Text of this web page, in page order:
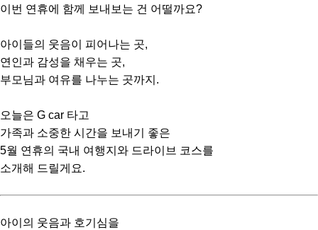
이번 연휴에 함께 보내보는 건 어떨까요?
아이들의 웃음이 피어나는 곳,
연인과 감성을 채우는 곳,
부모님과 여유를 나누는 곳까지.
오늘은 G car 타고
가족과 소중한 시간을 보내기 좋은
5월 연휴의 국내 여행지와 드라이브 코스를
소개해 드릴게요.
아이의 웃음과 호기심을